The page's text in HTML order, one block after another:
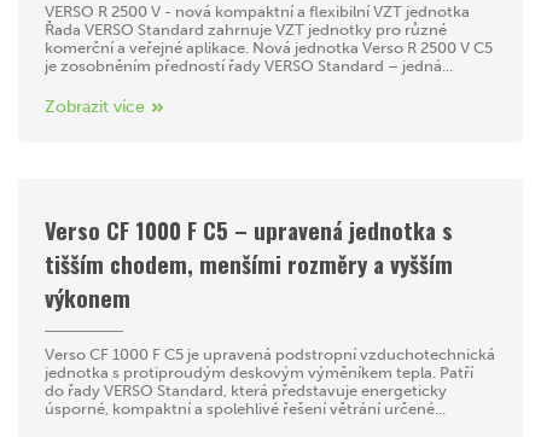
VERSO R 2500 V - nová kompaktní a flexibilní VZT jednotka
Řada VERSO Standard zahrnuje VZT jednotky pro různé
komerční a veřejné aplikace. Nová jednotka Verso R 2500 V C5
je zosobněním předností řady VERSO Standard – jedná...
Zobrazit více
Verso CF 1000 F C5 – upravená jednotka s
tišším chodem, menšími rozměry a vyšším
výkonem
Verso CF 1000 F C5 je upravená podstropní vzduchotechnická
jednotka s protiproudým deskovým výměníkem tepla. Patří
do řady VERSO Standard, která představuje energeticky
úsporné, kompaktní a spolehlivé řešení větrání určené...